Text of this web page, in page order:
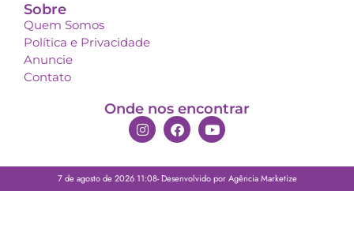
Sobre
Quem Somos
Política e Privacidade
Anuncie
Contato
Onde nos encontrar
7 de agosto de 2026 11:08- Desenvolvido por Agência Marketize